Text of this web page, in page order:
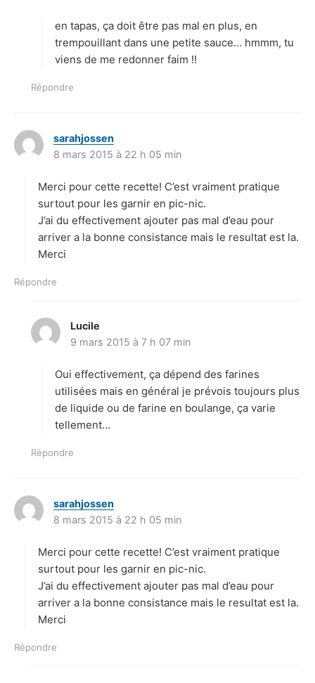
:
en tapas, ça doit être pas mal en plus, en
trempouillant dans une petite sauce… hmmm, tu
viens de me redonner faim !!
Répondre
sarahjossen
:
8 mars 2015 à 22 h 05 min
Merci pour cette recette! C’est vraiment pratique
surtout pour les garnir en pic-nic.
J’ai du effectivement ajouter pas mal d’eau pour
arriver a la bonne consistance mais le resultat est la.
Merci
Répondre
Lucile
i
:
9 mars 2015 à 7 h 07 min
Oui effectivement, ça dépend des farines
utilisées mais en général je prévois toujours plus
de liquide ou de farine en boulange, ça varie
tellement…
Répondre
sarahjossen
:
8 mars 2015 à 22 h 05 min
Merci pour cette recette! C’est vraiment pratique
surtout pour les garnir en pic-nic.
J’ai du effectivement ajouter pas mal d’eau pour
arriver a la bonne consistance mais le resultat est la.
Merci
Répondre